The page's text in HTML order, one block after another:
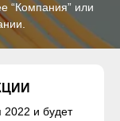
“Компания” или
2022 и будет